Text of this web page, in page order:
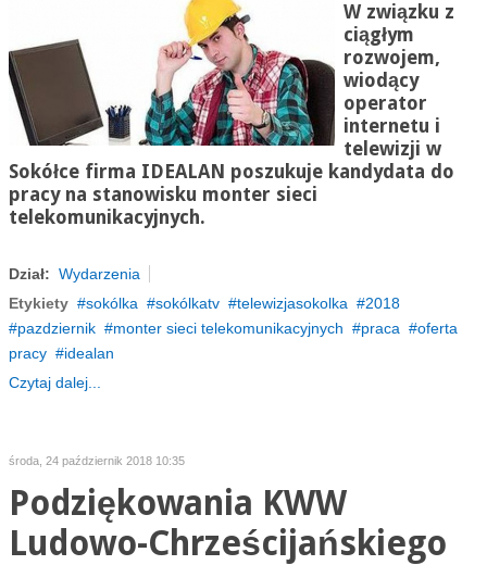
W związku z
ciągłym
rozwojem,
wiodący
operator
internetu i
telewizji w
Sokółce firma IDEALAN poszukuje kandydata do
pracy na stanowisku monter sieci
telekomunikacyjnych.
Dział: Wydarzenia
Etykiety
sokólka sokólkatv telewizjasokolka
2018
pazdziernik
monter sieci telekomunikacyjnych praca
oferta
pracy
idealan
Czytaj dalej...
środa, 24 październik 2018 10:35
Podziękowania KWW
Ludowo-Chrześcijańskiego